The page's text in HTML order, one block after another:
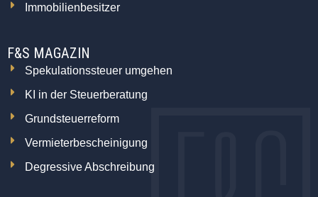
Immobilienbesitzer
F&S MAGAZIN
Spekulationssteuer umgehen
KI in der Steuerberatung
Grundsteuerreform
Vermieterbescheinigung
Degressive Abschreibung